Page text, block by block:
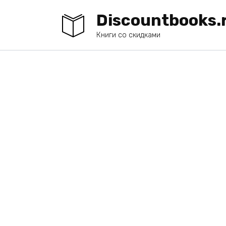
Книги со скидками